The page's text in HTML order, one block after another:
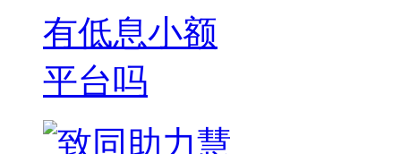
有低息小额
平台吗